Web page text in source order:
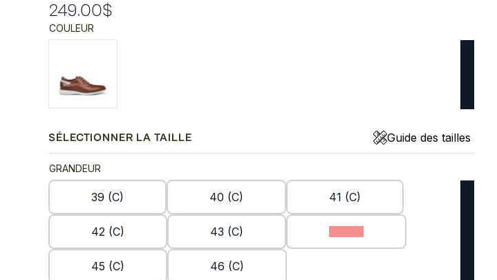
249.00$
COULEUR
SÉLECTIONNER LA TAILLE Guide des tailles
GRANDEUR
39 (C) 40 (C) 41 (C)
42 (C) 43 (C)
45 (C) 46 (C)